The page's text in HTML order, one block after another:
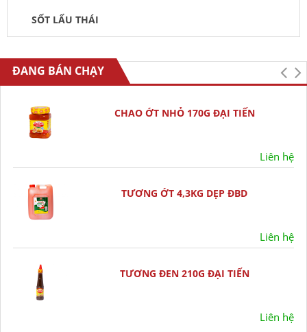
SỐT LẨU THÁI
ĐANG BÁN CHẠY
CHAO ỚT NHỎ 170G ĐẠI TIẾN
Liên hệ
TƯƠNG ỚT 4,3KG DẸP ĐBD
Liên hệ
TƯƠNG ĐEN 210G ĐẠI TIẾN
Liên hệ